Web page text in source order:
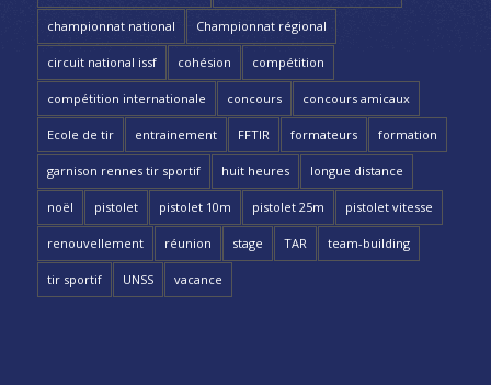
championnat national Championnat régional
circuit national issf cohésion compétition
compétition internationale concours concours amicaux
Ecole de tir entrainement FFTIR formateurs formation
garnison rennes tir sportif huit heures longue distance
noël pistolet pistolet 10m pistolet 25m pistolet vitesse
renouvellement réunion stage TAR team-building
tir sportif UNSS vacance